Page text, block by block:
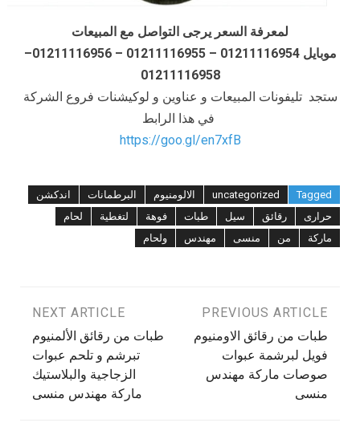
لمعرفة السعر يرجى التواصل مع المبيعات
موبايل 01211116954 – 01211116955 – 01211116956–
01211116958
ستجد تليفونات المبيعات و عناوين و لوكيشنات فروع الشركة
في هذا الرابط
https://goo.gl/en7xfB
Tagged
uncategorized الالومنيوم البرطمانات
اندكشن
حرارى
رقائق سيل طبات فوهة لتغطية
لحام
ماركة
من منسى مهندس ولحام
تصفّح
المقالات
PREVIOUS ARTICLE
طبات من رقائق الاومنيوم
فويل لبرشمة عبوات
صوصات ماركة مهندس
منسى
NEXT ARTICLE
طبات من رقائق الألمنيوم
تبرشم و تلحم عبوات
الزجاجية والبلاستيك
ماركة مهندس منسى